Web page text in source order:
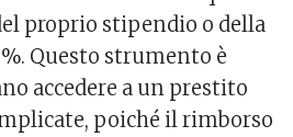
proprio stipendio o della
Questo strumento è
accedere a un prestito
poiché il rimborso